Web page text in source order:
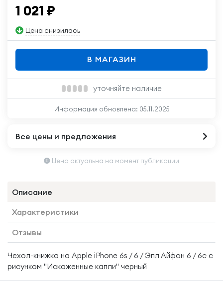
1 021 ₽
Цена снизилась
В МАГАЗИН
уточняйте наличие
Информация обновлена: 05.11.2025
Все цены и предложения
Цена актуальна на момент публикации
Описание
Характеристики
Отзывы
Чехол-книжка на Apple iPhone 6s / 6 / Эпл Айфон 6 / 6с с
рисунком "Искаженные капли" черный